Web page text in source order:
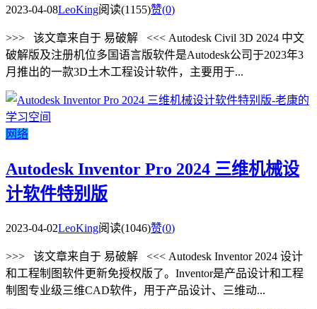
2023-04-08LeoKing阅读(1155)赞(0)
>>> 该文章来自于 易破解 <<< Autodesk Civil 3D 2024 中文
破解版及注册机位多国语言版软件是Autodesk公司于2023年3
月推出的一款3D土木工程设计软件，主要用于...
网络
Autodesk Inventor Pro 2024 三维机械设
计软件特别版
2023-04-02LeoKing阅读(1046)赞(0)
>>> 该文章来自于 易破解 <<< Autodesk Inventor 2024 设计
和工程制图软件更新免授权版了。Inventor是产品设计和工程
制图专业级三维CAD软件，用于产品设计、三维动...